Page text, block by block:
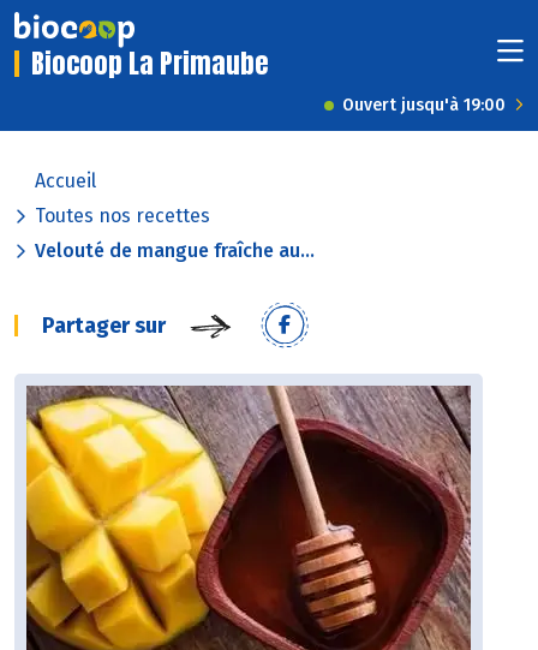
Biocoop La Primaube
Ouvert jusqu'à 19:00
Accueil
Toutes nos recettes
Velouté de mangue fraîche au...
Partager sur